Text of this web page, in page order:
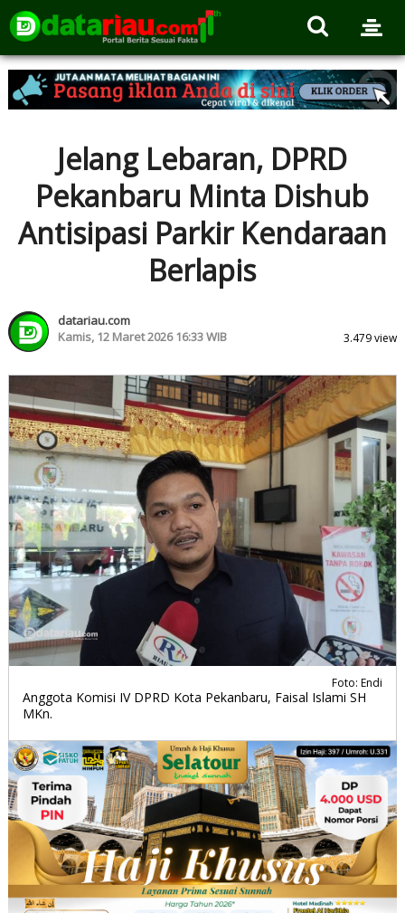
Jelang Lebaran, DPRD
Pekanbaru Minta Dishub
Antisipasi Parkir Kendaraan
Berlapis
datariau.com
Kamis, 12 Maret 2026 16:33 WIB
3.479 view
Foto: Endi
Anggota Komisi IV DPRD Kota Pekanbaru, Faisal Islami SH
MKn.